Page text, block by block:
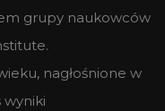
grupy naukowców
nagłośnione w
wyniki